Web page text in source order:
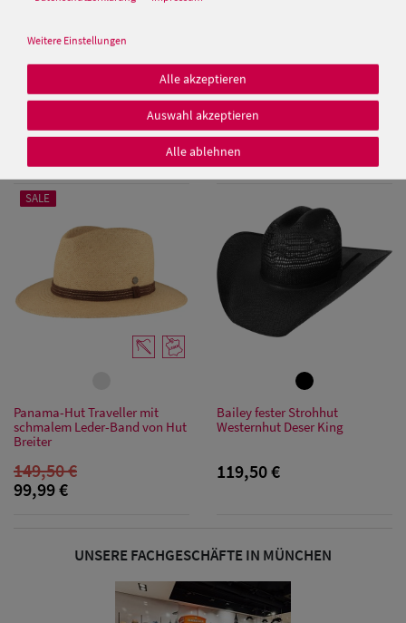
Damen Caps
Damen
Baseball Caps
Damen UV-
Schutz Caps
Damen
Bandana Caps
Sonnenschilder
& Visoren
Damen
Damen Caps
Großgrößen
Panama Hut im Colonial-Stil
mit UV-Schutz 50 von Hut-
139,50 €
Schmaler Panama Hut
Lederband & UV-Schutz 50 von
Hut-Breiter
149,50 €
99,99 €
SALE
Panama-Hut Traveller mit
schmalem Leder-Band von Hut
Breiter
149,50 €
99,99 €
Bailey fester Strohhut
Westernhut Deser King
119,50 €
UNSERE FACHGESCHÄFTE IN MÜNCHEN
Weitere Einstellungen
Alle akzeptieren
Auswahl akzeptieren
Alle ablehnen